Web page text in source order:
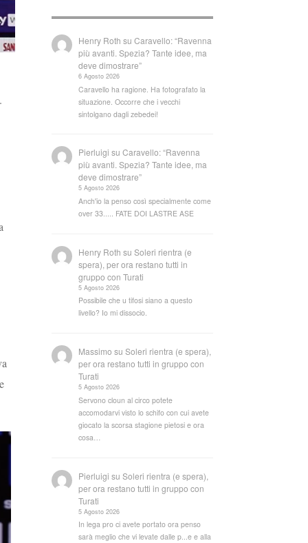
Henry Roth suCaravello: “Ravenna
più avanti. Spezia? Tante idee, ma
deve dimostrare”
6 Agosto 2026
Caravello ha ragione. Ha fotografato la
situazione. Occorre che i vecchi
sintolgano dagli zebedei!
Pierluigi suCaravello: “Ravenna
più avanti. Spezia? Tante idee, ma
deve dimostrare”
5 Agosto 2026
Anch'io la penso così specialmente come
over 33..... FATE DOI LASTRE ASE
Henry Roth suSoleri rientra (e
spera), per ora restano tutti in
gruppo con Turati
5 Agosto 2026
Possibile che u tifosi siano a questo
livello? Io mi dissocio.
Massimo suSoleri rientra (e spera),
per ora restano tutti in gruppo con
Turati
5 Agosto 2026
Servono cloun al circo potete
accomodarvi visto lo schifo con cui avete
giocato la scorsa stagione pietosi e ora
cosa…
Pierluigi suSoleri rientra (e spera),
per ora restano tutti in gruppo con
Turati
5 Agosto 2026
In lega pro ci avete portato ora penso
sarà meglio che vi levate dalle p...e e alla